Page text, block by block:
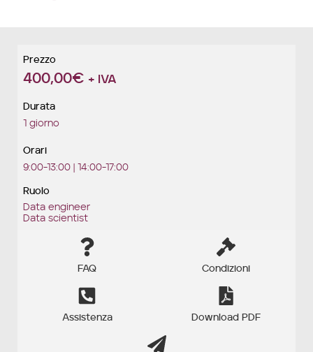
Prezzo
400,00€ + IVA
Durata
1 giorno
Orari
9:00-13:00 | 14:00-17:00
Ruolo
Data engineer
Data scientist
FAQ Condizioni
Assistenza Download PDF